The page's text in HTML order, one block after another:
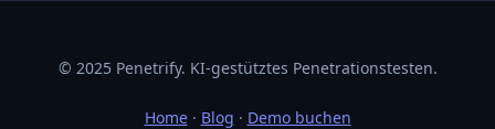
© 2025 Penetrify. KI-gestütztes Penetrationstesten.
Home· Blog · Demo buchen